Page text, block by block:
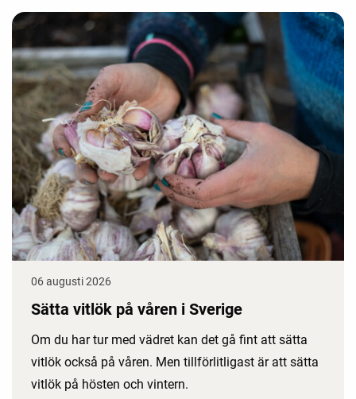
06 augusti 2026
Sätta vitlök på våren i Sverige
Om du har tur med vädret kan det gå fint att sätta
vitlök också på våren. Men tillförlitligast är att sätta
vitlök på hösten och vintern.